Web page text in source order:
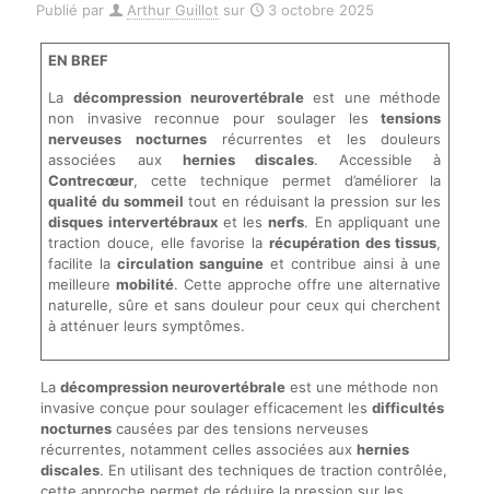
Publié par Arthur Guillot sur 3 octobre 2025
EN BREF
La décompression neurovertébraleest une méthode
non invasive reconnue pour soulager lestensions
nerveuses nocturnesrécurrentes et les douleurs
associées aux hernies discales. Accessible à
Contrecœur, cette technique permet d’améliorer la
qualité du sommeil tout en réduisant la pression sur les
disques intervertébrauxet lesnerfs. En appliquant une
traction douce, elle favorise la récupération des tissus,
facilite lacirculation sanguine et contribue ainsi à une
meilleuremobilité. Cette approche offre une alternative
naturelle, sûre et sans douleur pour ceux qui cherchent
à atténuer leurs symptômes.
La décompression neurovertébraleest une méthode non
invasive conçue pour soulager efficacement les difficultés
nocturnescausées par des tensions nerveuses
récurrentes, notamment celles associées aux hernies
discales. En utilisant des techniques de traction contrôlée,